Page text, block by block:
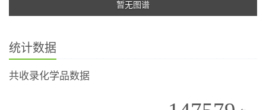
暂无图谱
统计数据
共收录化学品数据